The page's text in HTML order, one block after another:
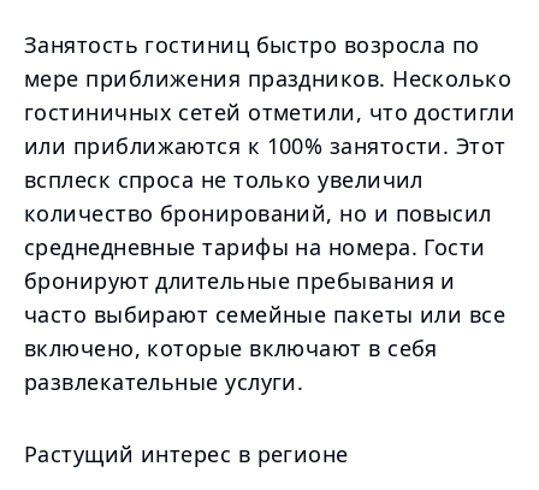
Занятость гостиниц быстро возросла по
мере приближения праздников. Несколько
гостиничных сетей отметили, что достигли
или приближаются к 100% занятости. Этот
всплеск спроса не только увеличил
количество бронирований, но и повысил
среднедневные тарифы на номера. Гости
бронируют длительные пребывания и
часто выбирают семейные пакеты или все
включено, которые включают в себя
развлекательные услуги.
Растущий интерес в регионе